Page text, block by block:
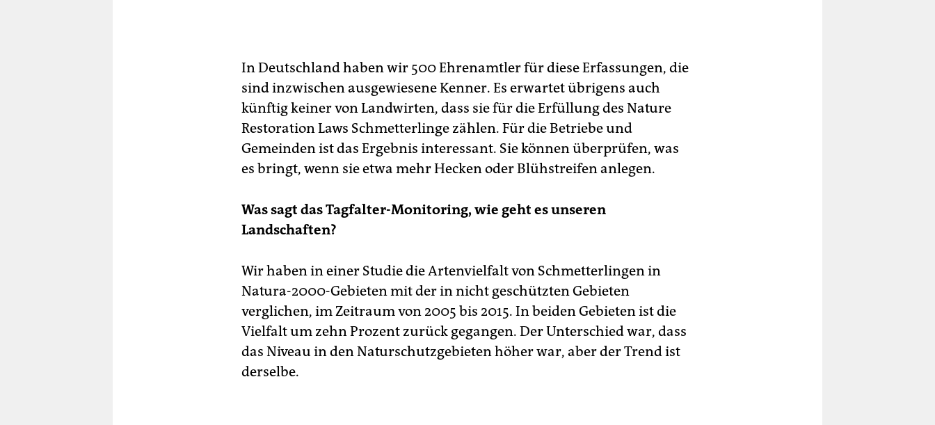
In Deutschland haben wir 500 Ehrenamtler für diese Erfassungen, die
sind inzwischen ausgewiesene Kenner. Es erwartet übrigens auch
künftig keiner von Landwirten, dass sie für die Erfüllung des Nature
Restoration Laws Schmetterlinge zählen. Für die Betriebe und
Gemeinden ist das Ergebnis interessant. Sie können überprüfen, was
es bringt, wenn sie etwa mehr Hecken oder Blühstreifen anlegen.
Was sagt das Tagfalter-Monitoring, wie geht es unseren
Landschaften?
Wir haben in einer Studie die Artenvielfalt von Schmetterlingen in
Natura-2000-Gebieten mit der in nicht geschützten Gebieten
verglichen, im Zeitraum von 2005 bis 2015. In beiden Gebieten ist die
Vielfalt um zehn Prozent zurück gegangen. Der Unterschied war, dass
das Niveau in den Naturschutzgebieten höher war, aber der Trend ist
derselbe.